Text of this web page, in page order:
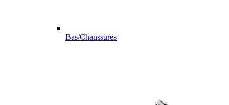
Bas/Chaussures